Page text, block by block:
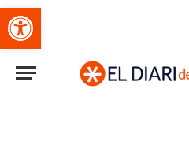
Obre la barra d'eines